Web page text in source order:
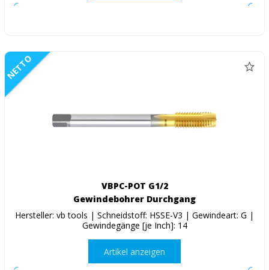
NETTO
VBPC-POT G1/2
Gewindebohrer Durchgang
Hersteller: vb tools | Schneidstoff: HSSE-V3 | Gewindeart: G |
Gewindegänge [je Inch]: 14
Artikel anzeigen